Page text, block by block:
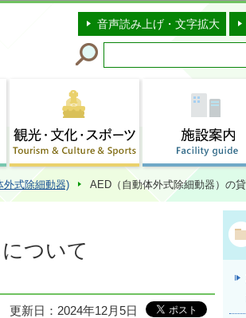
本文へ移動
音声読み上げ・文字拡大
外式除細動器) AED（自動体外式除細動器）の
ついて
更新日：2024年12月5日